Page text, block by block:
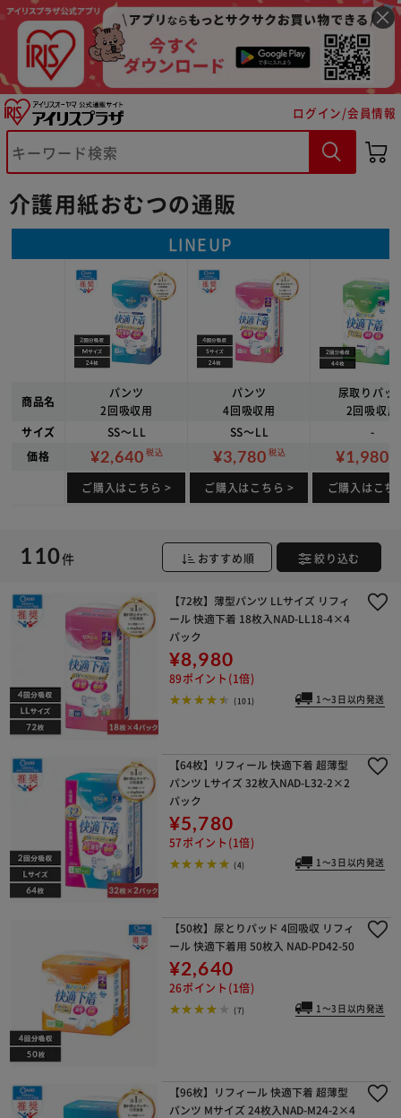
ログイン/会員情報
介護用紙おむつの通販
LINEUP
商品名
パンツ
2回吸収用
パンツ
4回吸収用
尿取りパッ
2回吸収用
サイズ
SS～LL SS～LL
-
価格
¥2,640 税込 ¥3,780 税込 ¥1,980
ご購入はこちら ご購入はこちら ご購入はこち
110件 おすすめ順 絞り込む
【72枚】薄型パンツ LLサイズ リフィ
ール 快適下着 18枚入NAD-LL18-4×4
パック
¥8,980
89ポイント(1倍)
(101) 1～3日以内発送
【64枚】リフィール 快適下着 超薄型
パンツ Lサイズ 32枚入NAD-L32-2×2
パック
¥5,780
57ポイント(1倍)
(4) 1～3日以内発送
【50枚】尿とりパッド 4回吸収 リフィ
ール 快適下着用 50枚入 NAD-PD42-50
¥2,640
26ポイント(1倍)
(7) 1～3日以内発送
【96枚】リフィール 快適下着 超薄型
パンツ Mサイズ 24枚入NAD-M24-2×4
※ご確認ください
カートに入れる